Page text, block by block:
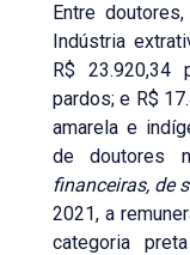
Entre
Indústria
R$ 23.920,34
pardos; e R$
amarela e
de doutores
financeiras, de
2021, a
categoria